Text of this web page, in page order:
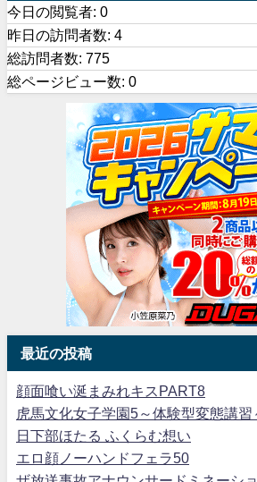
今日の閲覧者: 0
昨日の訪問者数: 4
総訪問者数: 775
総ページビュー数: 0
最近の投稿
顔面喰い涎まみれキスPART8
虎馬文化女子学園5～体験型変態講習
日下部ほたる ふくらむ想い
エロ顔ノーハンドフェラ50